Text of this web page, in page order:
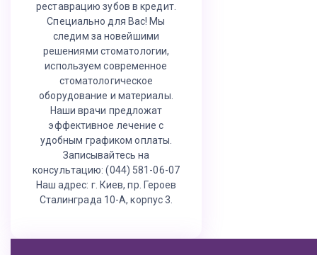
реставрацию зубов в кредит.
Специально для Вас! Мы
следим за новейшими
решениями стоматологии,
используем современное
стоматологическое
оборудование и материалы.
Наши врачи предложат
эффективное лечение с
удобным графиком оплаты.
Записывайтесь на
консультацию: (044) 581-06-07
Наш адрес: г. Киев, пр. Героев
Сталинграда 10-А, корпус 3.